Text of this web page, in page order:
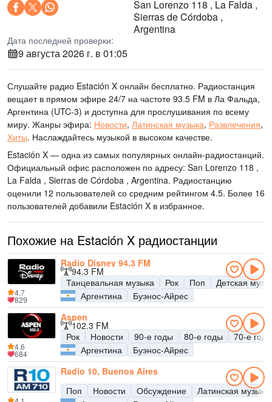
San Lorenzo 118 , La Falda ,
Sierras de Córdoba ,
Argentina
Дата последней проверки:
9 августа 2026 г. в 01:05
Слушайте радио Estación X онлайн бесплатно. Радиостанция
вещает в прямом эфире 24/7 на частоте 93.5 FM в Ла Фальда,
Аргентина (UTC-3) и доступна для прослушивания по всему
миру. Жанры эфира: Новости, Латинская музыка, Развлечения,
Хиты. Наслаждайтесь музыкой в высоком качестве.
Estación X — одна из самых популярных онлайн-радиостанций.
Официальный офис расположен по адресу: San Lorenzo 118 ,
La Falda , Sierras de Córdoba , Argentina. Радиостанцию
оценили 12 пользователей со средним рейтингом 4.5. Более 16
пользователей добавили Estación X в избранное.
Похожие на Estación X радиостанции
Radio Disney 94.3 FM
94.3 FM
Танцевальная музыка
Рок Поп
Детская
Аргентина
Буэнос-Айрес
4.7
829
Aspen
102.3 FM
Рок
Новости 90-е годы 80-е годы
70-е годы
Аргентина
Буэнос-Айрес
4.6
684
Radio 10, Buenos Aires
Поп
Новости Обсуждение
Латинская музыка